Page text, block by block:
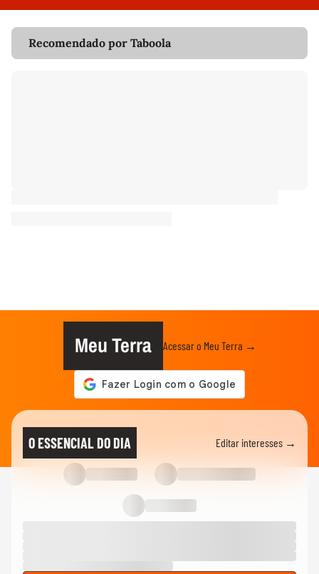
Recomendado por Taboola
Meu Terra Acessar o Meu Terra →
O ESSENCIAL DO DIA Editar interesses →